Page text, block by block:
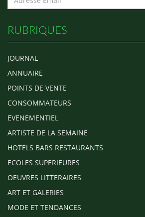
RUBRIQUES
JOURNAL
ANNUAIRE
POINTS DE VENTE
CONSOMMATEURS
EVENEMENTIEL
ARTISTE DE LA SEMAINE
HOTELS BARS RESTAURANTS
ECOLES SUPERIEURES
OEUVRES LITTERAIRES
ART ET GALERIES
MODE ET TENDANCES